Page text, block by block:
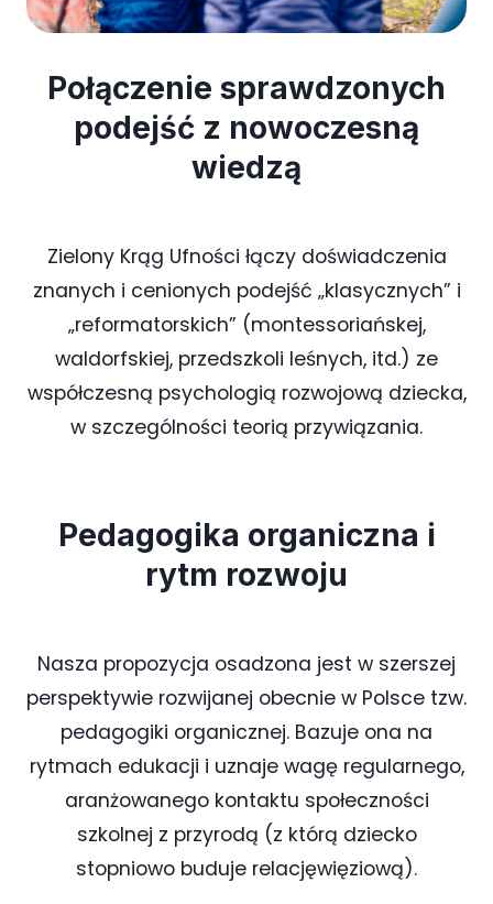
Połączenie sprawdzonych
podejść z nowoczesną
wiedzą
Zielony Krąg Ufności łączy doświadczenia
znanych i cenionych podejść „klasycznych” i
„reformatorskich” (montessoriańskej,
waldorfskiej, przedszkoli leśnych, itd.) ze
współczesną psychologią rozwojową dziecka,
w szczególności teorią przywiązania.
Pedagogika organiczna i
rytm rozwoju
Nasza propozycja osadzona jest w szerszej
perspektywie rozwijanej obecnie w Polsce tzw.
pedagogiki organicznej. Bazuje ona na
rytmach edukacji i uznaje wagę regularnego,
aranżowanego kontaktu społeczności
szkolnej z przyrodą (z którą dziecko
stopniowo buduje relacjęwięziową).